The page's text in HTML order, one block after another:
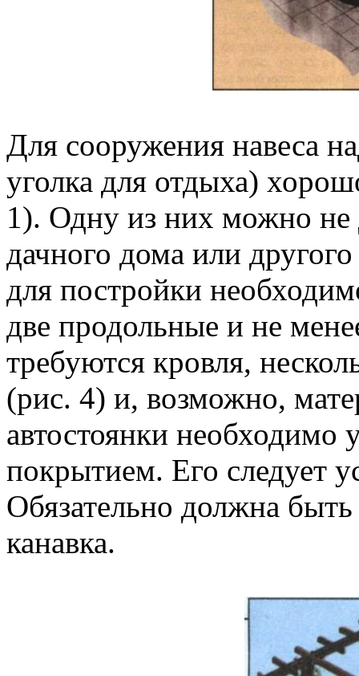
Для сооружения навеса
уголка для отдыха)
1). Одну из них можно не
дачного дома или
для постройки
две продольные и не
требуются кровля,
(рис. 4) и, возможно,
автостоянки необходимо
покрытием. Его следует
Обязательно должна
канавка.